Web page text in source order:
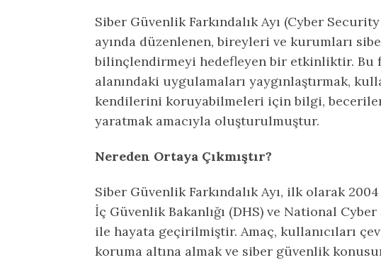
Siber Güvenlik Farkındalık Ayı (Cyber
ayında düzenlenen, bireyleri ve kurumları
bilinçlendirmeyi hedefleyen bir etkinliktir. Bu
alanındaki uygulamaları yaygınlaştırmak,
kendilerini koruyabilmeleri için bilgi,
yaratmak amacıyla oluşturulmuştur.
Nereden Ortaya Çıkmıştır?
Siber Güvenlik Farkındalık Ayı, ilk olarak 2004
İç Güvenlik Bakanlığı (DHS) ve National
ile hayata geçirilmiştir. Amaç, kullanıcıları
koruma altına almak ve siber güvenlik